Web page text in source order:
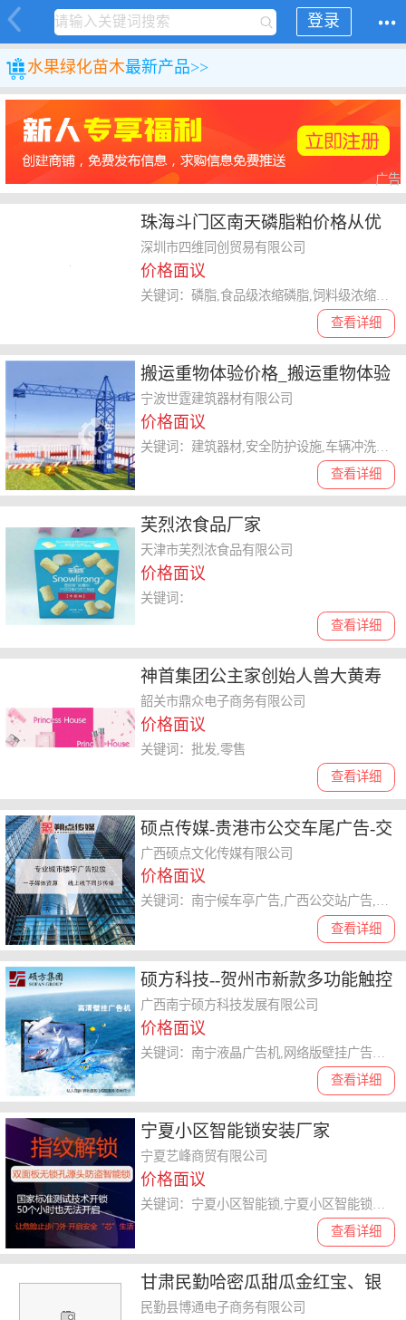
登录
水果绿化苗木最新产品>>
广告
珠海斗门区南天磷脂粕价格从优
品质**行业成员欢迎介绍
深圳市四维同创贸易有限公司
价格面议
查看详细
搬运重物体验价格_搬运重物体验
厂家_宁波世霆
宁波世霆建筑器材有限公司
价格面议
查看详细
芙烈浓食品厂家
天津市芙烈浓食品有限公司
价格面议
查看详细
关键词：
神首集团公主家创始人兽大黄寿
仙
韶关市鼎众电子商务有限公司
价格面议
查看详细
关键词：批发,零售
硕点传媒-贵港市公交车尾广告-交
通路网媒体广告
广西硕点文化传媒有限公司
价格面议
查看详细
关键词：南宁候车亭广告,广西公交站广告,广西硕点传媒
硕方科技--贺州市新款多功能触控
查询机厂家
广西南宁硕方科技发展有限公司
价格面议
查看详细
宁夏小区智能锁安装厂家
宁夏艺峰商贸有限公司
价格面议
查看详细
甘肃民勤哈密瓜甜瓜金红宝、银
蒂、西州蜜大量上市
民勤县博通电子商务有限公司